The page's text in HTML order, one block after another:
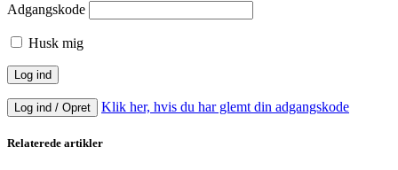
Adgangskode
Husk mig
Log ind / Opret Klik her, hvis du har glemt din adgangskode
Relaterede artikler